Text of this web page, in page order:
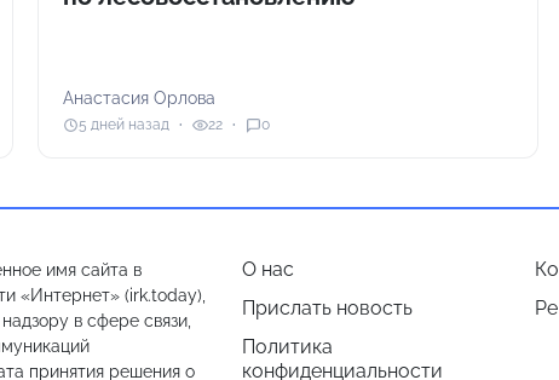
Анастасия Орлова
5 дней назад 22 0
имя сайта в
«Интернет» (irk.today),
в сфере связи,
принятия решения о
О нас
Прислать новость
Политика
конфиденциальности